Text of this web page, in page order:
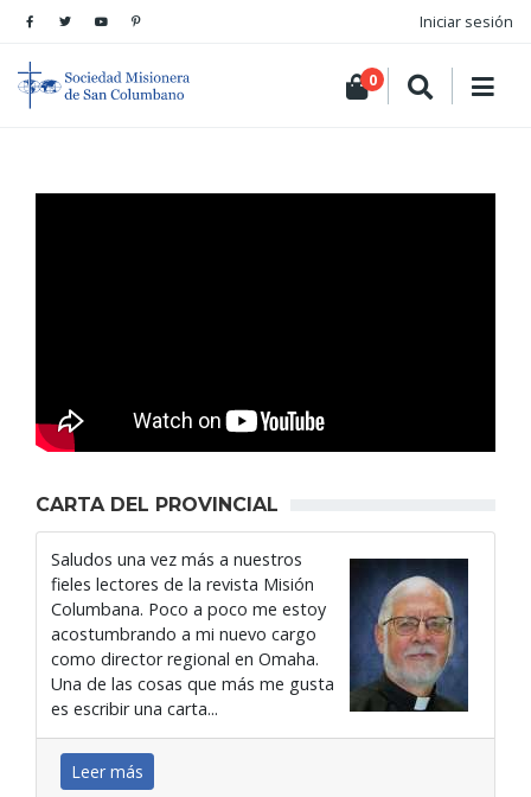
Iniciar sesión
0
CARTA DEL PROVINCIAL
Saludos una vez más a nuestros
fieles lectores de la revista Misión
Columbana. Poco a poco me estoy
acostumbrando a mi nuevo cargo
como director regional en Omaha.
Una de las cosas que más me gusta
es escribir una carta...
Leer más